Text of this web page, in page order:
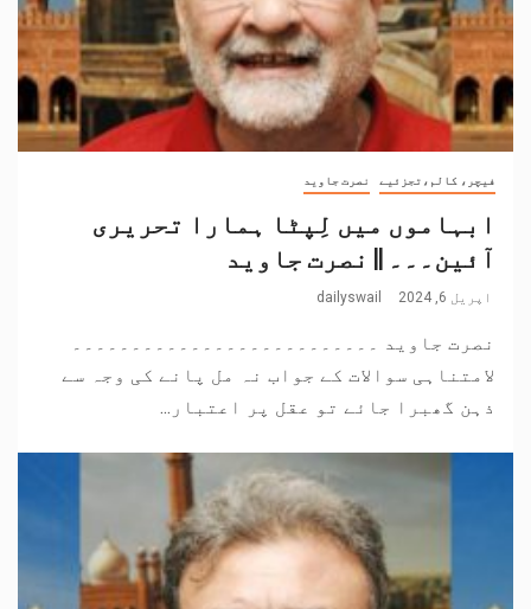
فیچر، کالم،تجزئیے نصرت جاوید
ابہاموں میں لِپٹا ہمارا تحریری
آئین۔۔۔ || نصرت جاوید
اپریل 6, 2024 dailyswail
نصرت جاوید ۔۔۔۔۔۔۔۔۔۔۔۔۔۔۔۔۔۔۔۔۔۔۔۔۔۔
لامتناہی سوالات کے جواب نہ مل پانے کی وجہ سے
ذہن گھبرا جائے تو عقل پر اعتبار...